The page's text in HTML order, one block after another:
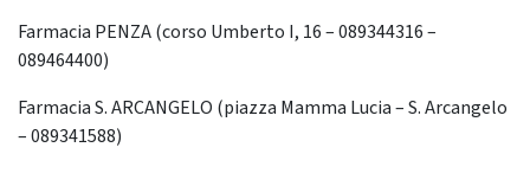
Farmacia PENZA (corso Umberto I, 16 – 089344316 –
089464400)
Farmacia S. ARCANGELO (piazza Mamma Lucia – S. Arcangelo
– 089341588)